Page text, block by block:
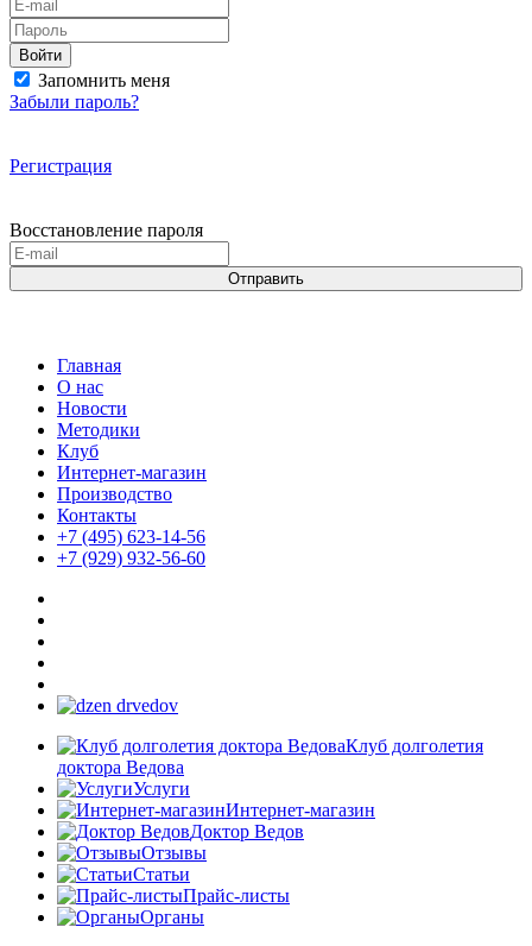
Войти
Запомнить меня
Забыли пароль?
Регистрация
Восстановление пароля
Отправить
Главная
О нас
Новости
Методики
Клуб
Интернет-магазин
Производство
Контакты
+7 (495) 623-14-56
+7 (929) 932-56-60
Клуб долголетия
доктора Ведова
Услуги
Интернет-магазин
Доктор Ведов
Отзывы
Статьи
Прайс-листы
Органы